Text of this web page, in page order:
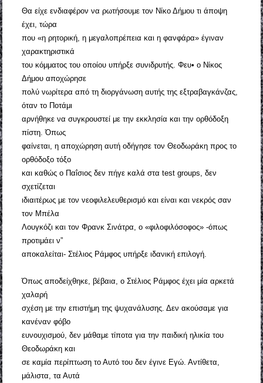
Θα είχε ενδιαφέρον να ρωτήσουμε τον Νίκο Δήμου τι άποψη
έχει, τώρα
που «η ρητορική, η μεγαλοπρέπεια και η φανφάρα» έγιναν
χαρακτηριστικά
του κόμματος του οποίου υπήρξε συνιδρυτής. Φευ• ο Νίκος
Δήμου αποχώρησε
πολύ νωρίτερα από τη διοργάνωση αυτής της εξτραβαγκάνζας,
όταν το Ποτάμι
αρνήθηκε να συγκρουστεί με την εκκλησία και την ορθόδοξη
πίστη. Όπως
φαίνεται, η αποχώρηση αυτή οδήγησε τον Θεοδωράκη προς το
ορθόδοξο τόξο
και καθώς ο Παΐσιος δεν πήγε καλά στα test groups, δεν
σχετίζεται
ιδιαιτέρως με τον νεοφιλελευθερισμό και είναι και νεκρός σαν
τον Μπέλα
Λουγκόζι και τον Φρανκ Σινάτρα, ο «φιλοφιλόσοφος» -όπως
προτιμάει ν”
αποκαλείται- Στέλιος Ράμφος υπήρξε ιδανική επιλογή.
Όπως αποδείχθηκε, βέβαια, ο Στέλιος Ράμφος έχει μία αρκετά
χαλαρή
σχέση με την επιστήμη της ψυχανάλυσης. Δεν ακούσαμε για
κανέναν φόβο
ευνουχισμού, δεν μάθαμε τίποτα για την παιδική ηλικία του
Θεοδωράκη και
σε καμία περίπτωση το Αυτό του δεν έγινε Εγώ. Αντίθετα,
μάλιστα, τα Αυτά